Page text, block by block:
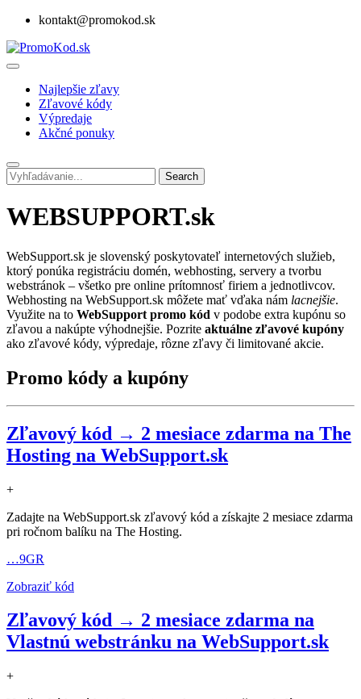
kontakt@promokod.sk
Najlepšie zľavy
Zľavové kódy
Výpredaje
Akčné ponuky
Search
WEBSUPPORT.sk
WebSupport.sk je slovenský poskytovateľ internetových služieb,
ktorý ponúka registráciu domén, webhosting, servery a tvorbu
webstránok – všetko pre online prítomnosť firiem a jednotlivcov.
Webhosting na WebSupport.sk môžete mať vďaka nám lacnejšie.
Využite na to WebSupport promo kód v podobe extra kupónu so
zľavou a nakúpte výhodnejšie. Pozrite aktuálne zľavové kupóny
ako zľavové kódy, výpredaje, rôzne zľavy či limitované akcie.
Promo kódy a kupóny
Zľavový kód → 2 mesiace zdarma na The
Hosting na WebSupport.sk
+
Zadajte na WebSupport.sk zľavový kód a získajte 2 mesiace zdarma
pri ročnom balíku na The Hosting.
…9GR
Zobraziť kód
Zľavový kód → 2 mesiace zdarma na
Vlastnú webstránku na WebSupport.sk
+